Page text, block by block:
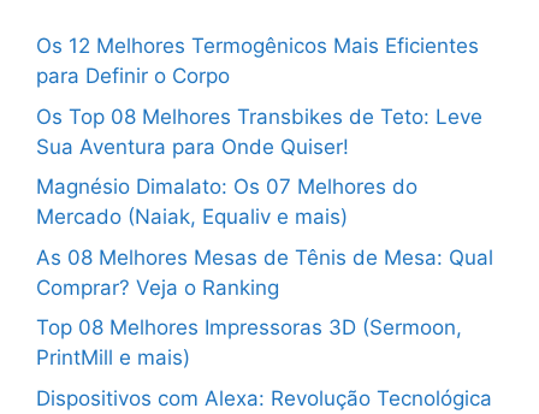
Os 12 Melhores Termogênicos Mais Eficientes
para Definir o Corpo
Os Top 08 Melhores Transbikes de Teto: Leve
Sua Aventura para Onde Quiser!
Magnésio Dimalato: Os 07 Melhores do
Mercado (Naiak, Equaliv e mais)
As 08 Melhores Mesas de Tênis de Mesa: Qual
Comprar? Veja o Ranking
Top 08 Melhores Impressoras 3D (Sermoon,
PrintMill e mais)
Dispositivos com Alexa: Revolução Tecnológica